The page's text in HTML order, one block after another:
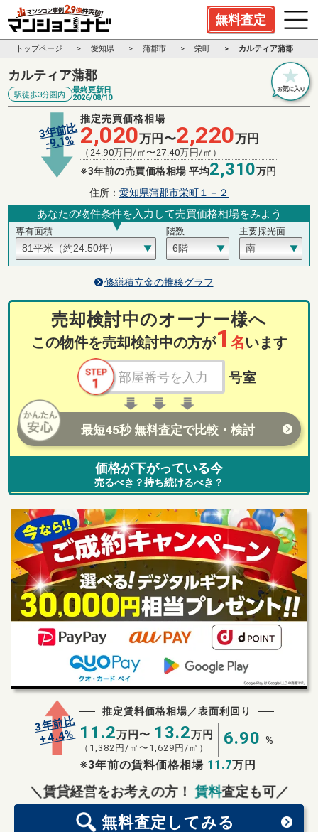
無料査定
トップページ 愛知県 蒲郡市 栄町 カルティア蒲郡
カルティア蒲郡
駅徒歩3分圏内
最終更新日
2026/08/10
3年前比
-9.1%
推定売買価格相場
2,020万円〜2,220万円
（ 24.90万円/㎡〜27.40万円/㎡）
※3年前の売買価格相場 平均2,310万円
住所： 愛知県蒲郡市栄町１－２
あなたの物件条件を入力して売買価格相場をみよう
専有面積 階数 主要採光面
修繕積立金の推移グラフ
売却検討中のオーナー様へ
この物件を売却検討中の方が1 名います
号室
最短45秒 無料査定で比較・検討
価格が下がっている今
売るべき？持ち続けるべき？
3年前比
+4.4%
推定賃料価格相場／表面利回り
11.2万円〜 13.2万円
（ 1,382 円/㎡〜 1,629 円/㎡） 6.90 %
※3年前の賃料価格相場 11.7万円
＼賃貸経営をお考えの方！賃料査定も可／
無料査定 してみる
無料査定スタート！